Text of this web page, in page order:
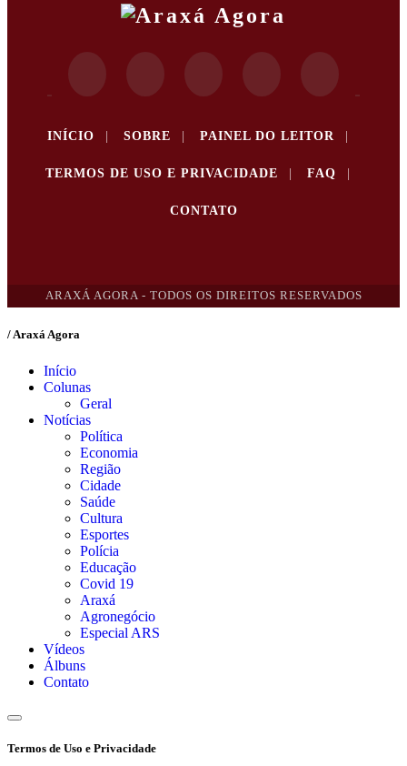
INÍCIO SOBRE PAINEL DO LEITOR
TERMOS DE USO E PRIVACIDADE FAQ
CONTATO
ARAXÁ AGORA - TODOS OS DIREITOS RESERVADOS
/ Araxá Agora
Início
Colunas
Geral
Notícias
Política
Economia
Região
Cidade
Saúde
Cultura
Esportes
Polícia
Educação
Covid 19
Araxá
Agronegócio
Especial ARS
Vídeos
Álbuns
Contato
Termos de Uso e Privacidade